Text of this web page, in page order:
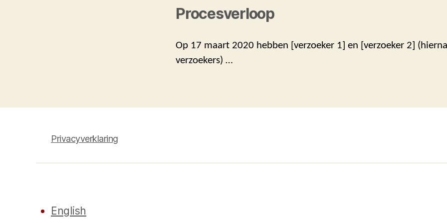
Procesverloop
Op 17 maart 2020 hebben [verzoeker 1] en [verzoeker 2]
verzoekers) …
Privacyverklaring
English